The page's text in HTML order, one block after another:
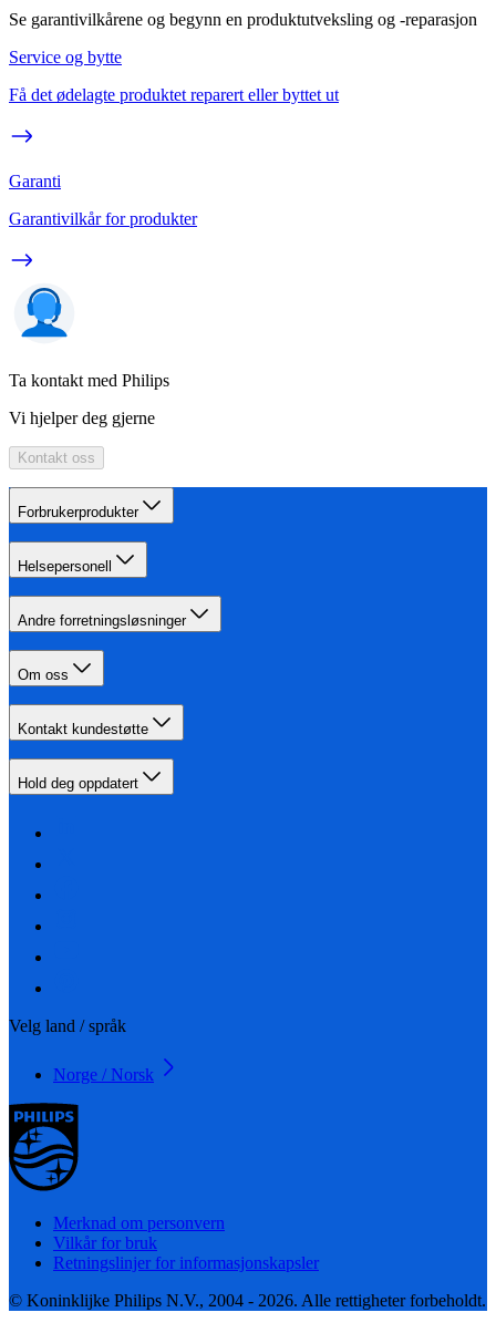
Se garantivilkårene og begynn en produktutveksling og -reparasjon
Service og bytte
Få det ødelagte produktet reparert eller byttet ut
Garanti
Garantivilkår for produkter
Ta kontakt med Philips
Vi hjelper deg gjerne
Kontakt oss
Forbrukerprodukter
Helsepersonell
Andre forretningsløsninger
Om oss
Kontakt kundestøtte
Hold deg oppdatert
Velg land / språk
Norge / Norsk
Merknad om personvern
Vilkår for bruk
Retningslinjer for informasjonskapsler
© Koninklijke Philips N.V., 2004 - 2026. Alle rettigheter forbeholdt.